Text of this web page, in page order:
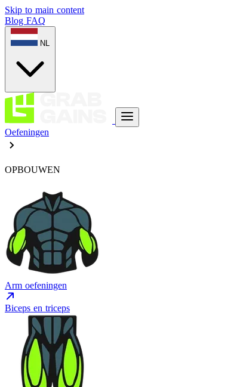
Skip to main content
Blog FAQ
NL
Oefeningen
OPBOUWEN
Arm oefeningen
Biceps en triceps